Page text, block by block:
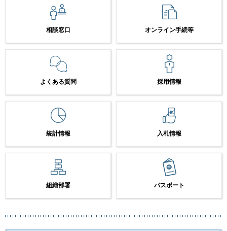
相談窓口 オンライン手続等
よくある質問 採用情報
統計情報 入札情報
組織部署 パスポート